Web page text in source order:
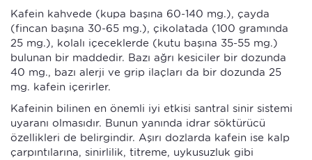
Kafein kahvede (kupa başına 60-140 mg.), çayda
(fincan başına 30-65 mg.), çikolatada (100 gramında
25 mg.), kolalı içeceklerde (kutu başına 35-55 mg.)
bulunan bir maddedir. Bazı ağrı kesiciler bir dozunda
40 mg., bazı alerji ve grip ilaçları da bir dozunda 25
mg. kafein içerirler.
Kafeinin bilinen en önemli iyi etkisi santral sinir sistemi
uyaranı olmasıdır. Bunun yanında idrar söktürücü
özellikleri de belirgindir. Aşırı dozlarda kafein ise kalp
çarpıntılarına, sinirlilik, titreme, uykusuzluk gibi